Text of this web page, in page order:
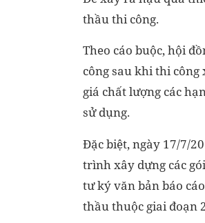
thầu thi công.
Theo cáo buộc, hội
công sau khi thi
giá chất lượng các
sử dụng.
Đặc biệt, ngày 17/7/
trình xây dựng các
tư ký văn bản báo
thầu thuộc giai đoạn